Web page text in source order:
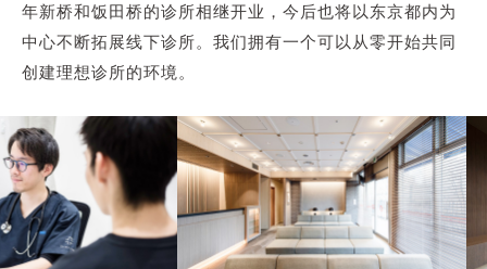
年新桥和饭田桥的诊所相继开业，今后也将以东京都内为
中心不断拓展线下诊所。我们拥有一个可以从零开始共同
创建理想诊所的环境。